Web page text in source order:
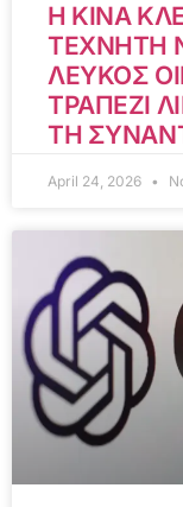
Η ΚΙΝΑ
ΤΕΧΝΗΤΗ
ΛΕΥΚΟΣ
ΤΡΑΠΕΖΙ
ΤΗ
April 24, 2026